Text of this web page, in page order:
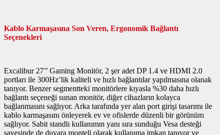
Kablo Karmaşasına Son Veren, Ergonomik Bağlantı
Seçenekleri
Excalibur 27’’ Gaming Monitör, 2 şer adet DP 1.4 ve HDMI 2.0
portları ile 300Hz’lik kaliteli ve hızlı bağlantılar yapılmasına olanak
tanıyor. Benzer segmentteki monitörlere kıyasla %30 daha hızlı
bağlantı seçeneği sunan monitör, diğer cihazların kolayca
bağlanmasını sağlıyor. Arka tarafında yer alan port girişi tasarımı ile
kablo karmaşasını önleyerek ev ve ofislerde düzenli bir görünüm
sağlıyor. Sabit standlı kullanımın yanı sıra sunduğu Vesa desteği
sayesinde de duvara monteli olarak kullanıma imkan tanıyor ve